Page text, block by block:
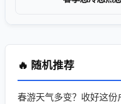
🔥 随机推荐
春游天气多变？收好这